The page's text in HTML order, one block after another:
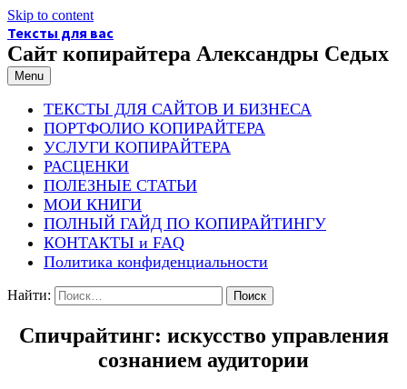
Skip to content
Тексты для вас
Сайт копирайтера Александры Седых
Menu
ТЕКСТЫ ДЛЯ САЙТОВ И БИЗНЕСА
ПОРТФОЛИО КОПИРАЙТЕРА
УСЛУГИ КОПИРАЙТЕРА
РАСЦЕНКИ
ПОЛЕЗНЫЕ СТАТЬИ
МОИ КНИГИ
ПОЛНЫЙ ГАЙД ПО КОПИРАЙТИНГУ
КОНТАКТЫ и FAQ
Политика конфиденциальности
Найти:
Спичрайтинг: искусство управления
сознанием аудитории